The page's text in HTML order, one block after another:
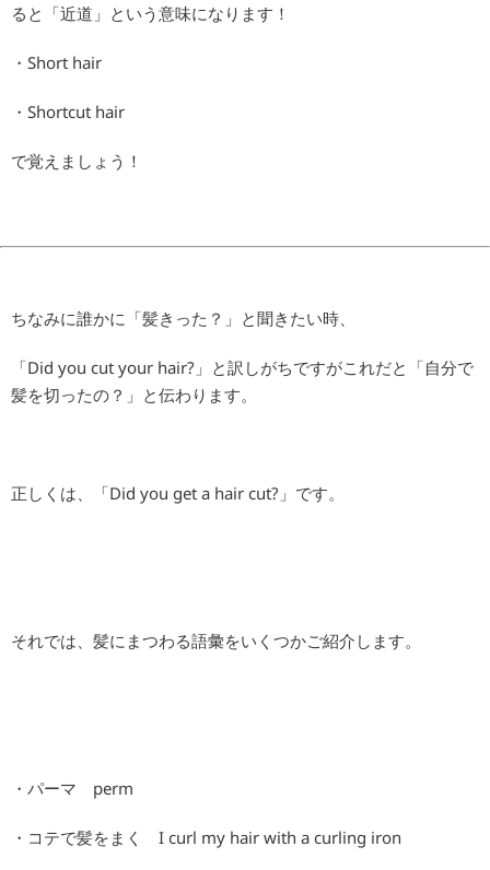
ると「近道」という意味になります！
・Short hair
・Shortcut hair
で覚えましょう！
ちなみに誰かに「髪きった？」と聞きたい時、
「Did you cut your hair?」と訳しがちですがこれだと「自分で
髪を切ったの？」と伝わります。
正しくは、「Did you get a hair cut?」です。
それでは、髪にまつわる語彙をいくつかご紹介します。
・パーマ perm
・コテで髪をまく I curl my hair with a curling iron